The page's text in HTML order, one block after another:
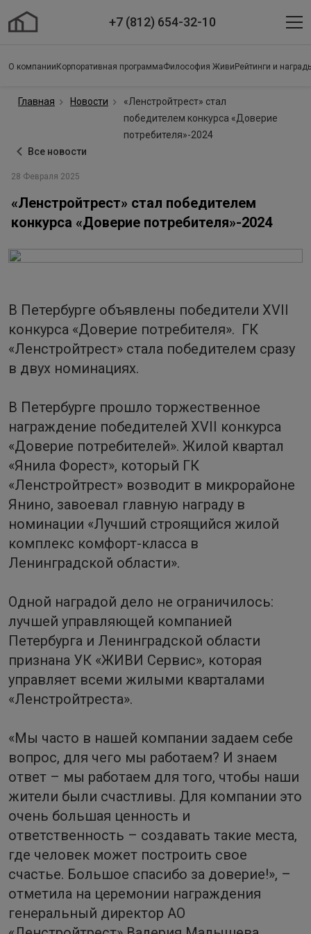
+7 (812) 654-32-10
О компании Корпоративная программаФилософия Живи Рейтинги и
Главная Новости
«Ленстройтрест» стал
победителем конкурса «Доверие
потребителя»-2024
Все новости
28 Февраля 2025
«Ленстройтрест» стал победителем
конкурса «Доверие потребителя»-2024
В Петербурге объявлены победители XVII
конкурса «Доверие потребителя». ГК
«Ленстройтрест» стала победителем сразу
в двух номинациях.
В Петербурге прошло торжественное
награждение победителей XVII конкурса
«Доверие потребителей». Жилой квартал
«Янила Форест», который ГК
«Ленстройтрест» возводит в микрорайоне
Янино, завоевал главную награду в
номинации «Лучший строящийся жилой
комплекс комфорт-класса в
Ленинградской области».
Одной наградой дело не ограничилось:
лучшей управляющей компанией
Петербурга и Ленинградской области
признана УК «ЖИВИ Сервис», которая
управляет всеми жилыми кварталами
«Ленстройтреста».
«Мы часто в нашей компании задаем себе
вопрос, для чего мы работаем? И знаем
ответ – мы работаем для того, чтобы наши
жители были счастливы. Для компании это
очень большая ценность и
ответственность – создавать такие места,
где человек может построить свое
счастье. Большое спасибо за доверие!», –
отметила на церемонии награждения
генеральный директор АО